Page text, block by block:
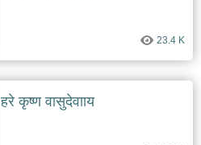
23.4 K
हरे कृष्ण वासुदेवााय